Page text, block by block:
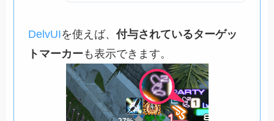
DelvUIを使えば、 付与されているターゲッ
トマーカー も表示できます。